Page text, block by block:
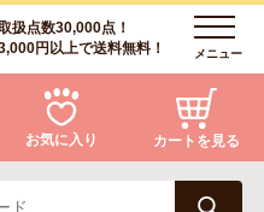
扱点数30,000点！
円以上で送料無料！
メニュー
お気に入り カートを見る